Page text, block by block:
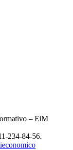
– EiM
234-84-56.